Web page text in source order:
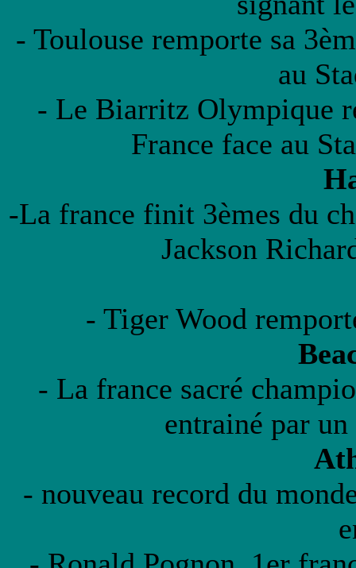
- Toulouse remporte sa
au
- Le Biarritz Olympique
France face au
-La france finit 3èmes du
Jackson
- Tiger Wood
- La france sacré
entrainé par
- nouveau record du